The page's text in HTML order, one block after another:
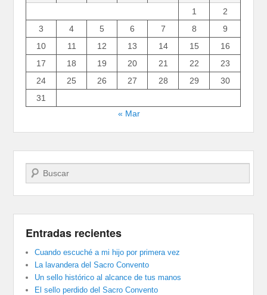
1
2
3
4 5 6 7 8
9
10
11 12 13 14 15
16
17
18 19 20 21 22
23
24
25 26 27 28 29
30
31
« Mar
Buscar
Entradas recientes
Cuando escuché a mi hijo por primera vez
La lavandera del Sacro Convento
Un sello histórico al alcance de tus manos
El sello perdido del Sacro Convento